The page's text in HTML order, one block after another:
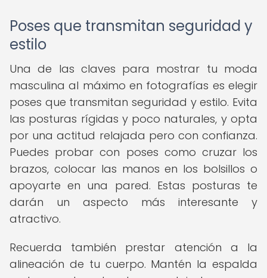
Poses que transmitan seguridad y
estilo
Una de las claves para mostrar tu moda
masculina al máximo en fotografías es elegir
poses que transmitan seguridad y estilo. Evita
las posturas rígidas y poco naturales, y opta
por una actitud relajada pero con confianza.
Puedes probar con poses como cruzar los
brazos, colocar las manos en los bolsillos o
apoyarte en una pared. Estas posturas te
darán un aspecto más interesante y
atractivo.
Recuerda también prestar atención a la
alineación de tu cuerpo. Mantén la espalda